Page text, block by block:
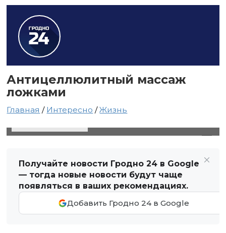
Антицеллюлитный массаж
ложками
Главная / Интересно /Жизнь
Получайте новости Гродно 24 в Google
— тогда новые новости будут чаще
появляться в ваших рекомендациях.
Добавить Гродно 24 в Google